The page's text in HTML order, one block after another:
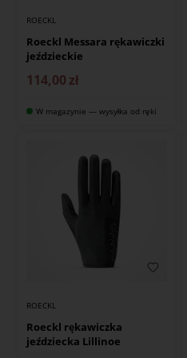
ROECKL
Roeckl Messara rękawiczki
jeździeckie
114,00 zł
W magazynie — wysyłka od ręki
ROECKL
Roeckl rękawiczka
jeździecka Lillinoe